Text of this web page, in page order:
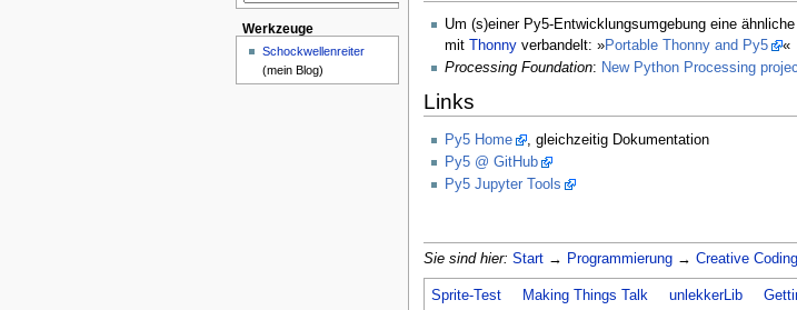
Um (s)einer Py5-Entwicklungsumgebung eine
mit
Thonnyverbandelt: »Portable Thonny and Py5
«
Processing Foundation: New Python Processing
Links
Py5 Home
, gleichzeitig Dokumentation
Py5 @ GitHub
Py5 Jupyter Tools
Sie sind hier: Start→ Programmierung→ Creative Coding
Sprite-Test Making Things Talk unlekkerLib
Werkzeuge
Schockwellenreiter
(mein Blog)